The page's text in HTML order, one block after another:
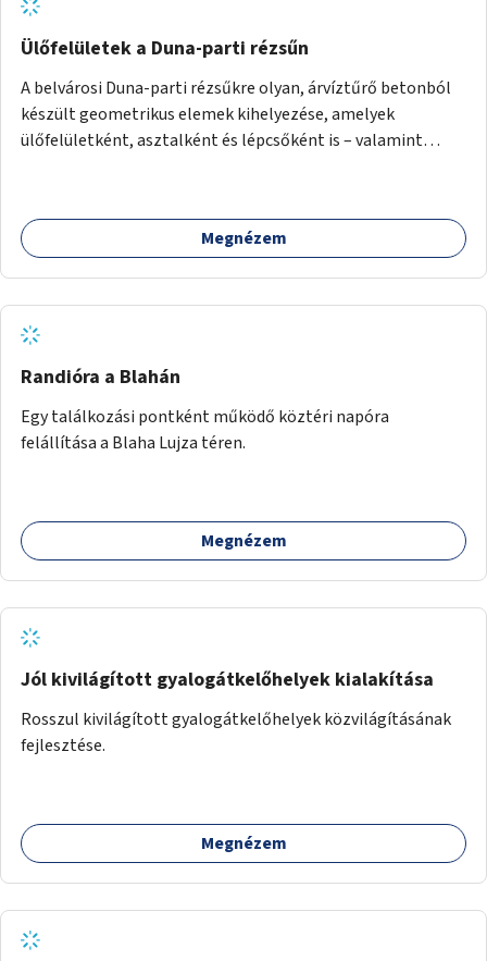
Ülőfelületek a Duna-parti rézsűn
A belvárosi Duna-parti rézsűkre olyan, árvíztűrő betonból
készült geometrikus elemek kihelyezése, amelyek
ülőfelületként, asztalként és lépcsőként is – valamint
Megnézem
Randióra a Blahán
Egy találkozási pontként működő köztéri napóra
felállítása a Blaha Lujza téren.
Megnézem
Jól kivilágított gyalogátkelőhelyek kialakítása
Rosszul kivilágított gyalogátkelőhelyek közvilágításának
fejlesztése.
Megnézem